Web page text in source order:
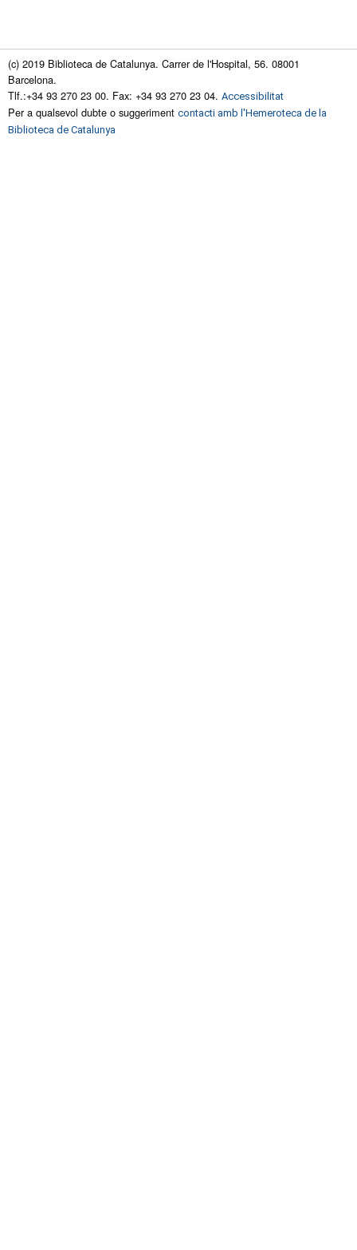
(c) 2019 Biblioteca de Catalunya. Carrer de l'Hospital, 56. 08001
Barcelona.
Tlf.:+34 93 270 23 00. Fax: +34 93 270 23 04. Accessibilitat
Per a qualsevol dubte o suggeriment contacti amb l'Hemeroteca de la
Biblioteca de Catalunya